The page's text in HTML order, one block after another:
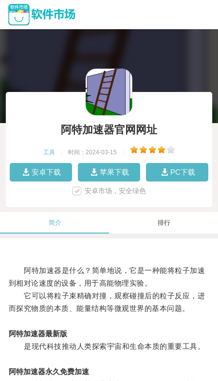
阿特加速器官网网址
工具 时间：2024-03-15
安卓下载 苹果下载 PC下载
安卓市场，安全绿色
简介 排行
阿特加速器是什么？简单地说，它是一种能将粒子加速
到相对论速度的设备，用于高能物理实验。
它可以将粒子束精确对撞，观察碰撞后的粒子反应，进
而探究物质的本质、能量结构等微观世界的基本问题。
阿特加速器最新版
是现代科技推动人类探索宇宙和生命本质的重要工具。
阿特加速器永久免费加速